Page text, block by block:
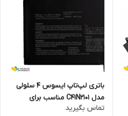
باتری لپ‌تاپ ایسوس 4 سلولی
مدل C41N2101 مناسب برای
لپ‌تاپ Asus ROG Zephyrusتماس بگیرید